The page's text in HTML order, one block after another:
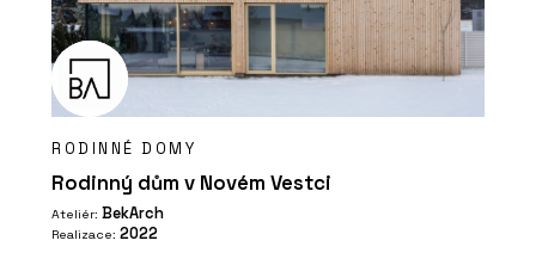
RODINNÉ DOMY
Rodinný dům v Novém Vestci
Ateliér: BekArch
Realizace: 2022